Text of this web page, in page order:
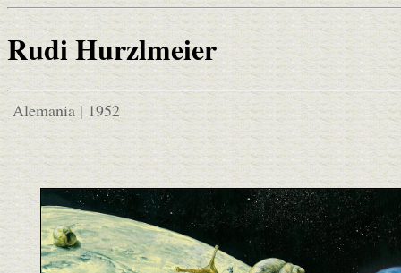
Rudi Hurzlmeier
Alemania | 1952